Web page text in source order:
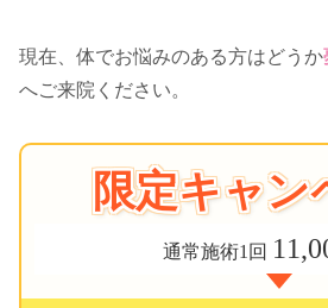
現在、体でお悩みのある方はどうか
へご来院ください。
限定キャン
通常施術1回